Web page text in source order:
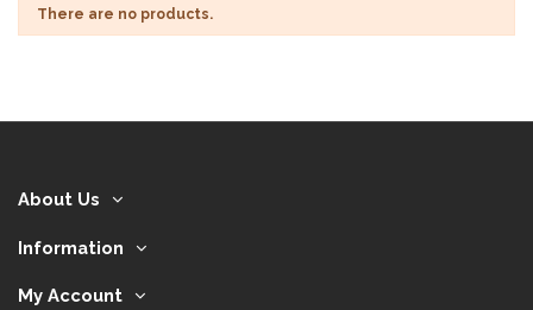
There are no products.
About Us
Information
My Account